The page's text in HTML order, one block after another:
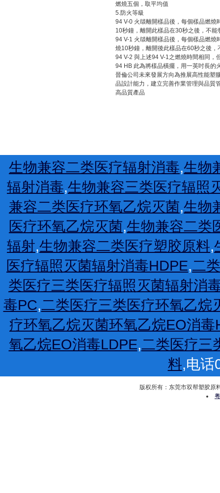
燃燒五個，取平均值
5.防火等級
94 V-0 火燄離開樣品後，每個樣品燃
10秒鐘，離開此樣品在30秒之後，不能
94 V-1 火燄離開樣品後，每個樣品燃
燒10秒鐘，離開後此樣品在60秒之後，
94 V-2 與上述94 V-1之燃燒時間相同，
94 HB 此為將樣品橫擺，用一英吋長的
晉倫公司未來發展方向為推展高性能塑
品設計能力，建立完善作業管理與品質
高品質產品
生物兼容二类医疗辐射消毒,生物
辐射消毒,生物兼容三类医疗辐照
兼容二类医疗环氧乙烷灭菌,生物
医疗环氧乙烷灭菌,生物兼容二类
辐射,生物兼容二类医疗塑胶原料,
医疗辐照灭菌辐射消毒HDPE,二
类医疗三类医疗辐照灭菌辐射消
毒PC,二类医疗三类医疗环氧乙烷
疗环氧乙烷灭菌环氧乙烷EO消毒
氧乙烷EO消毒LDPE,二类医疗三
料,电话
版权所有：东莞市双帮塑胶